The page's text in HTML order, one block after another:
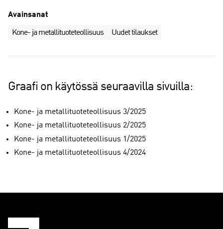
Avainsanat
Kone- ja metallituoteteollisuus Uudet tilaukset
Graafi on käytössä seuraavilla sivuilla:
Kone- ja metallituoteteollisuus 3/2025
Kone- ja metallituoteteollisuus 2/2025
Kone- ja metallituoteteollisuus 1/2025
Kone- ja metallituoteteollisuus 4/2024